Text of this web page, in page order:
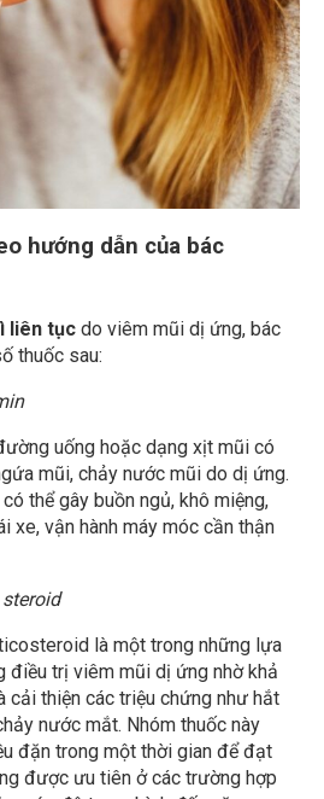
hướng dẫn của bác
liên tục do viêm mũi dị ứng, bác
thuốc sau:
uống hoặc dạng xịt mũi có
mũi, chảy nước mũi do dị ứng.
thể gây buồn ngủ, khô miệng,
xe, vận hành máy móc cần thận
là một trong những lựa
điều trị viêm mũi dị ứng nhờ khả
cải thiện các triệu chứng như hắt
nước mắt. Nhóm thuốc này
đặn trong một thời gian để đạt
được ưu tiên ở các trường hợp